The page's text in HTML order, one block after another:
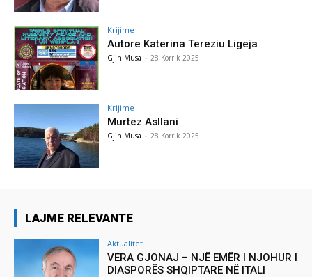
Krijime
Autore Katerina Tereziu Ligeja
Gjin Musa - 28 Korrik 2025
Krijime
Murtez Asllani
Gjin Musa - 28 Korrik 2025
LAJME RELEVANTE
Aktualitet
VERA GJONAJ – NJË EMËR I NJOHUR I
DIASPORËS SHQIPTARE NË ITALI